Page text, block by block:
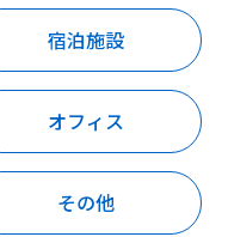
宿泊施設
オフィス
その他